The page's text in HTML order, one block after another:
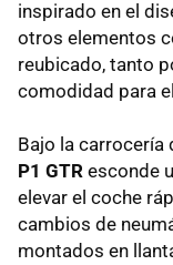
inspirado en el
otros elementos
reubicado, tanto
comodidad para
Bajo la carrocería
P1 GTR esconde
elevar el coche
cambios de
montados en